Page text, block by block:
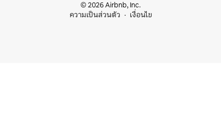
© 2026 Airbnb, Inc.
ความเป็นส่วนตัว
เงื่อนไข